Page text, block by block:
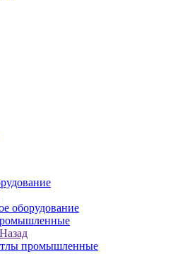
оборудование
Назад
промышленные